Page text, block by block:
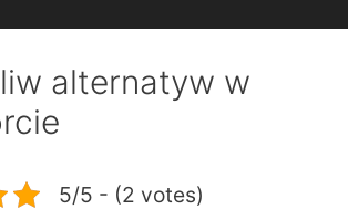
alternatyw w
5/5 - (2 votes)